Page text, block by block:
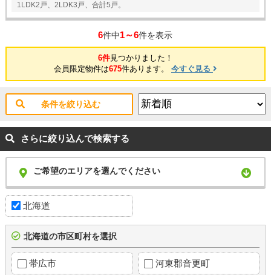
1LDK2戸、2LDK3戸、合計5戸。
6件中1～6件を表示
6件見つかりました！
会員限定物件は675件あります。 今すぐ見る
条件を絞り込む
さらに絞り込んで検索する
ご希望のエリアを選んでください
北海道
北海道の市区町村を選択
帯広市 河東郡音更町